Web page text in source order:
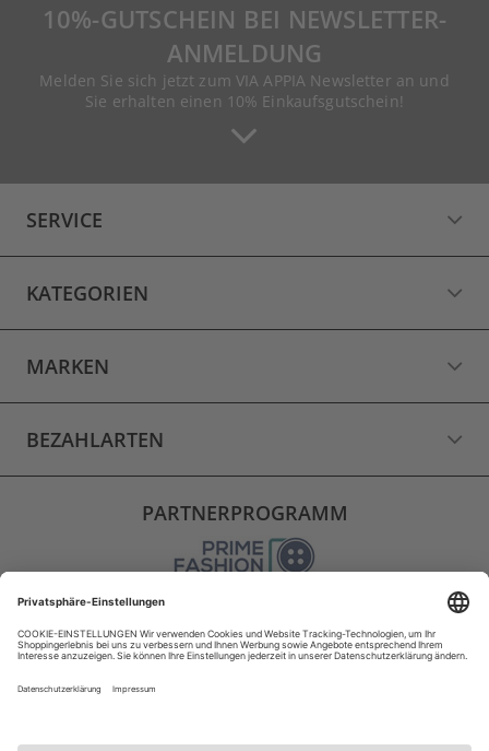
10%-GUTSCHEIN BEI NEWSLETTER-
ANMELDUNG
Melden Sie sich jetzt zum VIA APPIA Newsletter an und
Sie erhalten einen 10% Einkaufsgutschein!
SERVICE
KATEGORIEN
MARKEN
BEZAHLARTEN
PARTNERPROGRAMM
VERSAND